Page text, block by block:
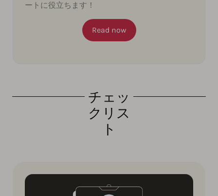
ートに役立ちます！
Read now
チェッ
クリス
ト